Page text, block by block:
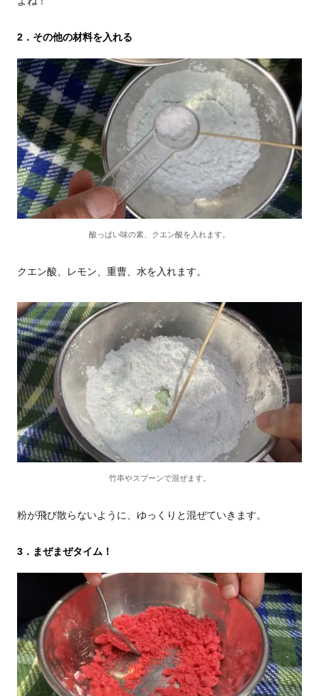
2．その他の材料を入れる
酸っぱい味の素、クエン酸を入れます。
クエン酸、レモン、重曹、水を入れます。
竹串やスプーンで混ぜます。
粉が飛び散らないように、ゆっくりと混ぜていきます。
3．まぜまぜタイム！